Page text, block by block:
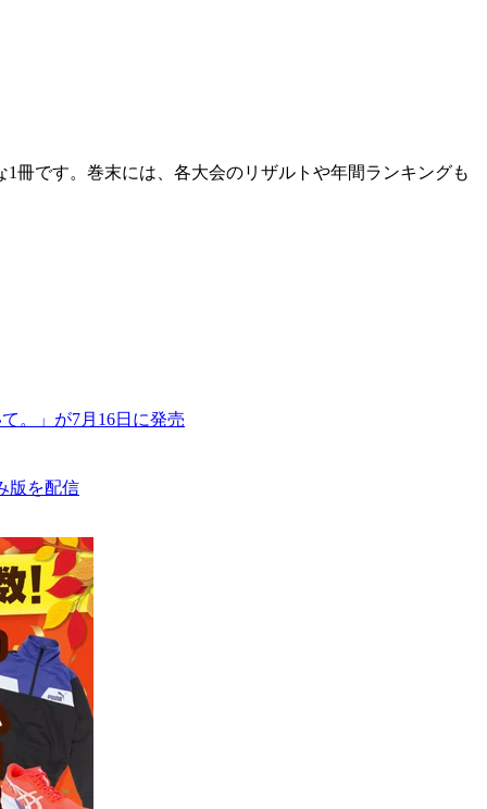
冊です。巻末には、各大会のリザルトや年間ランキングも
。」が7月16日に発売
版を配信